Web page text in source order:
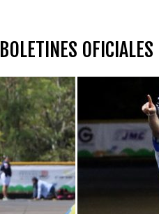
BOLETINES OFICIALES